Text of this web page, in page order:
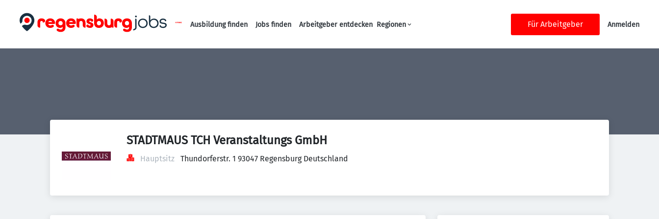
Haupt-Navigation
Ausbildung finden Jobs finden Arbeitgeber entdecken Regionen Für Arbeitgeber Anmelden
STADTMAUS TCH Veranstaltungs GmbH
Hauptsitz Thundorferstr. 1 93047 Regensburg Deutschland